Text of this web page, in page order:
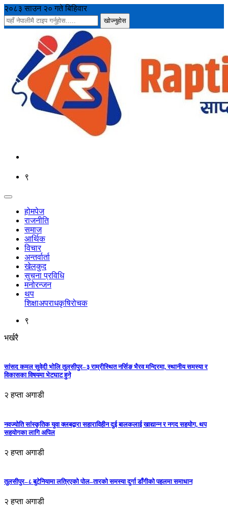
२०८३ साउन २० गते बिहिवार
९
होमपेज
राजनीति
समाज
आर्थिक
विचार
अन्तर्वार्ता
खेलकुद
सुचना प्रविधि
मनोरन्जन
थप
शिक्षाअपराधकृषिरोचक
९
भर्खरै
सांसद कमल सुवेदी भोलि तुलसीपुर–३ राम्रीस्थित नर्सिङ भैरव मन्दिरमा, स्थानीय समस्या र
विकासका विषयमा भेटघाट हुने
२ हप्ता अगाडी
नवज्योति सांस्कृतिक युवा क्लबद्वारा सहाराविहीन दुई बालकलाई खाद्यान्न र नगद सहयोग, थप
सहयोगका लागि अपिल
२ हप्ता अगाडी
तुलसीपुर–८ बुटेनियामा लत्रिएको पोल–तारको समस्या दुर्गा डाँगीको पहलमा समाधान
२ हप्ता अगाडी